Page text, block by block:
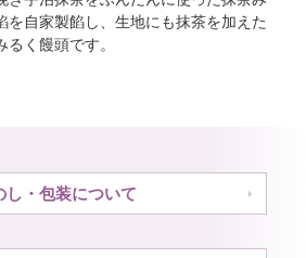
を自家製餡し、生地にも抹茶を加えた
るく饅頭です。
し・包装について